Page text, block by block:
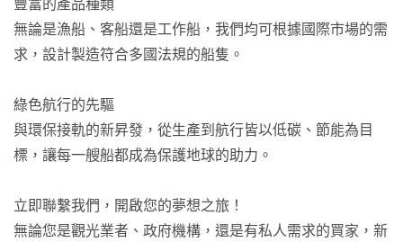
豐富的產品種類
無論是漁船、客船還是工作船，我們均可根據國際市場的需
求，設計製造符合多國法規的船隻。
綠色航行的先驅
與環保接軌的新昇發，從生產到航行皆以低碳、節能為目
標，讓每一艘船都成為保護地球的助力。
立即聯繫我們，開啟您的夢想之旅！
無論您是觀光業者、政府機構，還是有私人需求的買家，新